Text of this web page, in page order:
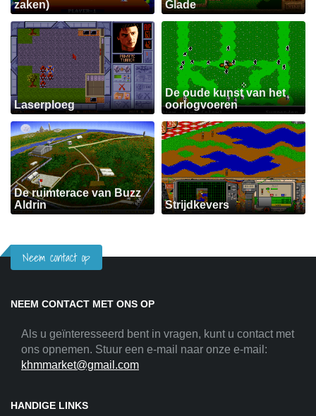
zaken)
Glade
Laserploeg
De oude kunst van het
oorlogvoeren
De ruimterace van Buzz
Aldrin
Strijdkevers
Neem contact op
NEEM CONTACT MET ONS OP
Als u geïnteresseerd bent in vragen, kunt u contact met
ons opnemen. Stuur een e-mail naar onze e-mail:
khmmarket@gmail.com
HANDIGE LINKS